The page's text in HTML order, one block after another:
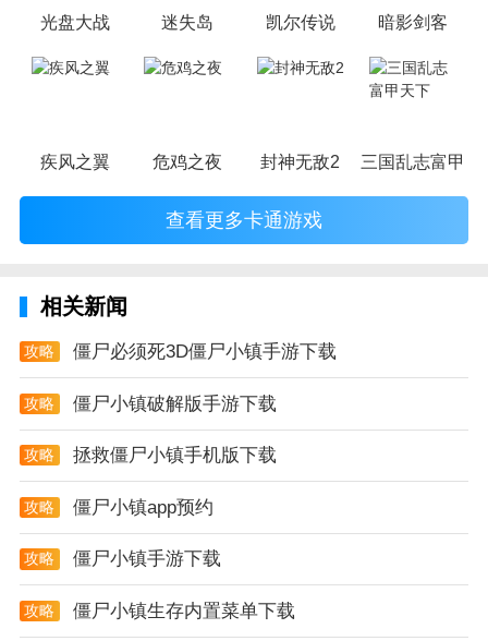
光盘大战 迷失岛 凯尔传说 暗影剑客
疾风之翼 危鸡之夜 封神无敌2 三国乱志富甲天
查看更多卡通游戏
相关新闻
攻略 僵尸必须死3D僵尸小镇手游下载
攻略 僵尸小镇破解版手游下载
攻略 拯救僵尸小镇手机版下载
攻略 僵尸小镇app预约
攻略 僵尸小镇手游下载
攻略 僵尸小镇生存内置菜单下载